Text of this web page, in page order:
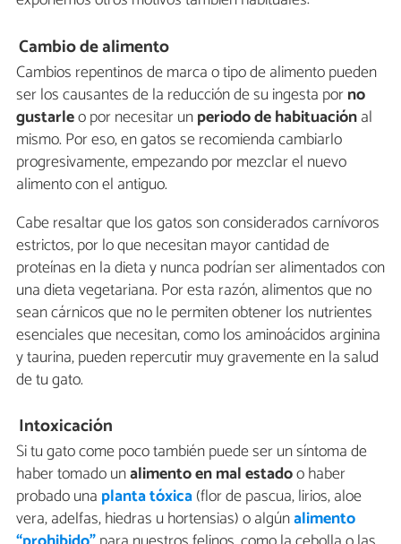
Cambio de alimento
Cambios repentinos de marca o tipo de alimento pueden
ser los causantes de la reducción de su ingesta porno
gustarleo por necesitar unperiodo de habituaciónal
mismo. Por eso, en gatos se recomienda cambiarlo
progresivamente, empezando por mezclar el nuevo
alimento con el antiguo.
Cabe resaltar que los gatos son considerados carnívoros
estrictos, por lo que necesitan mayor cantidad de
proteínas en la dieta y nunca podrían ser alimentados con
una dieta vegetariana. Por esta razón, alimentos que no
sean cárnicos que no le permiten obtener los nutrientes
esenciales que necesitan, como los aminoácidos arginina
y taurina, pueden repercutir muy gravemente en la salud
de tu gato.
Intoxicación
Si tu gato come poco también puede ser un síntoma de
haber tomado unalimento en mal estadoo haber
probado una planta tóxica(flor de pascua, lirios, aloe
vera, adelfas, hiedras u hortensias) o algúnalimento